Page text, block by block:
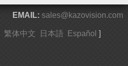
EMAIL: sales@kazovision.com
繁体中文 日本語 Español ]